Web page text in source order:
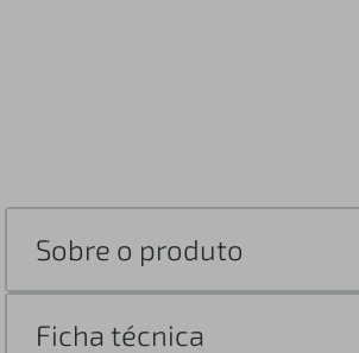
Sobre o produto
Ficha técnica